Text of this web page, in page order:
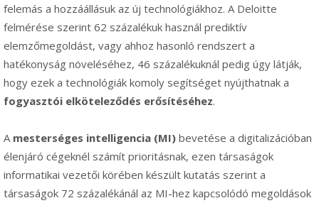
felemás a hozzáállásuk az új technológiákhoz. A Deloitte
felmérése szerint 62 százalékuk használ prediktív
elemzőmegoldást, vagy ahhoz hasonló rendszert a
hatékonyság növeléséhez, 46 százalékuknál pedig úgy látják,
hogy ezek a technológiák komoly segítséget nyújthatnak a
fogyasztói elköteleződés erősítéséhez.
A mesterséges intelligencia (MI) bevetése a digitalizációban
élenjáró cégeknél számít prioritásnak, ezen társaságok
informatikai vezetői körében készült kutatás szerint a
társaságok 72 százalékánál az MI-hez kapcsolódó megoldások